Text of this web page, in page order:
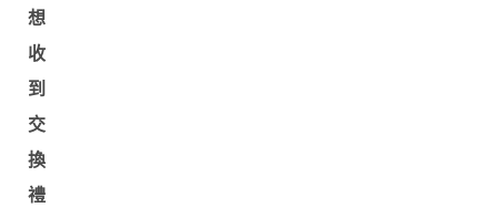
想
收
到
交
換
禮